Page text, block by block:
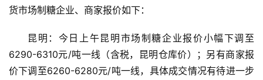
货市场制糖企业、商家报价如下：
昆明：今日上午昆明市场制糖企业报价小幅下调至
6290-6310元/吨一线（含税，昆明仓库价）；另有商家报
价下调至6260-6280元/吨一线，具体成交情况有待进一步